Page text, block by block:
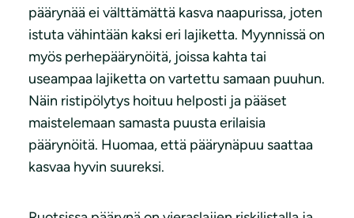
päärynää ei välttämättä kasva naapurissa, joten
istuta vähintään kaksi eri lajiketta. Myynnissä on
myös perhepäärynöitä, joissa kahta tai
useampaa lajiketta on vartettu samaan puuhun.
Näin ristipölytys hoituu helposti ja pääset
maistelemaan samasta puusta erilaisia
päärynöitä. Huomaa, että päärynäpuu saattaa
kasvaa hyvin suureksi.